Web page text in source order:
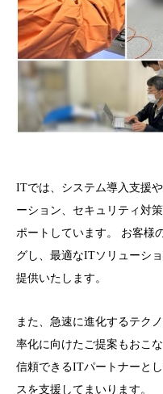
ITでは、システム導入支援
ーション、セキュリティ対
ポートしています。 お客様
グし、最適なITソリューシ
提供いたします。
また、急速に進化するテク
率化に向けたご提案もおこな
信頼できるITパートナーと
スを支援してまいります。